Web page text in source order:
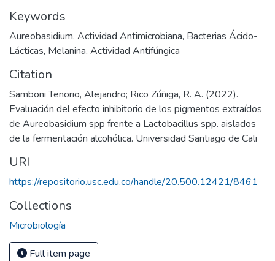
Keywords
Aureobasidium, Actividad Antimicrobiana, Bacterias Ácido-
Lácticas, Melanina, Actividad Antifúngica
Citation
Samboni Tenorio, Alejandro; Rico Zúñiga, R. A. (2022).
Evaluación del efecto inhibitorio de los pigmentos extraídos
de Aureobasidium spp frente a Lactobacillus spp. aislados
de la fermentación alcohólica. Universidad Santiago de Cali
URI
https://repositorio.usc.edu.co/handle/20.500.12421/8461
Collections
Microbiología
Full item page